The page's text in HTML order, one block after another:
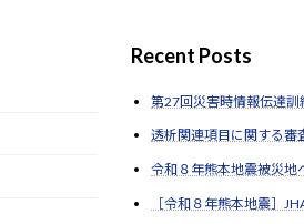
Recent Posts
第27回災害時情報伝達訓
透析関連項目に関する審
令和８年熊本地震被災地
［令和８年熊本地震］